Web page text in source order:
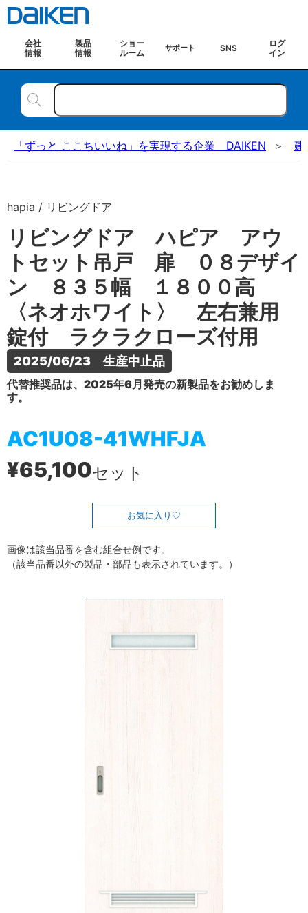
会社
情報
製品
情報
ショー
ルーム
サポート SNS
ログ
イン
「ずっと ここちいいね」を実現する企業 DAIKEN 建
hapia / リビングドア
リビングドア ハピア アウ
トセット吊戸 扉 ０８デザイ
ン ８３５幅 １８００高
〈ネオホワイト〉 左右兼用
錠付 ラクラクローズ付用
2025/06/23　生産中止品
代替推奨品は、2025年6月発売の新製品をお勧めしま
す。
AC1U08-41WHFJA
¥65,100セット
お気に入り
画像は該当品番を含む組合せ例です。
（該当品番以外の製品・部品も表示されています。）